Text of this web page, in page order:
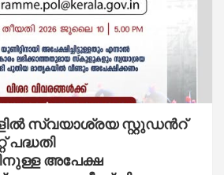
സ്വയാശ്രയ സ്റ്റുഡന്‍റ്
പദ്ധതി
അപേക്ഷ